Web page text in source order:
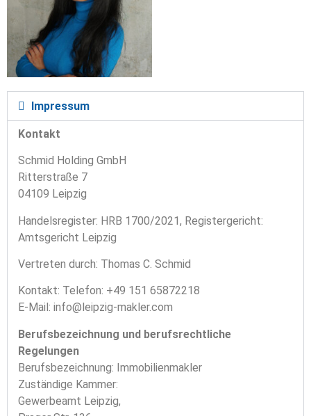
Impressum
Kontakt
Schmid Holding GmbH
Ritterstraße 7
04109 Leipzig
Handelsregister: HRB 1700/2021, Registergericht:
Amtsgericht Leipzig
Vertreten durch: Thomas C. Schmid
Kontakt: Telefon: +49 151 65872218
E-Mail: info@leipzig-makler.com
Berufsbezeichnung und berufsrechtliche
Regelungen
Berufsbezeichnung: Immobilienmakler
Zuständige Kammer:
Gewerbeamt Leipzig,